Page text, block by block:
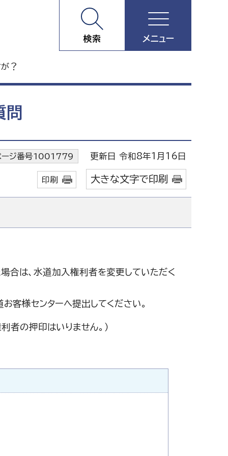
検索 メニュー
？
ージ番号1001779 更新日 令和8年1月16日
印刷 大きな文字で印刷
合は、水道加入権利者を変更していただく
客様センターへ提出してください。
者の押印はいりません。）